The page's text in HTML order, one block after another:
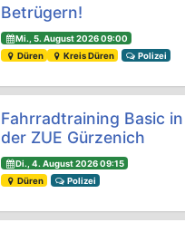
Betrügern!
Mi., 5. August 2026 09:00
Düren
Kreis Düren Polizei
Fahrradtraining Basic in
der ZUE Gürzenich
Di., 4. August 2026 09:15
Düren
Polizei